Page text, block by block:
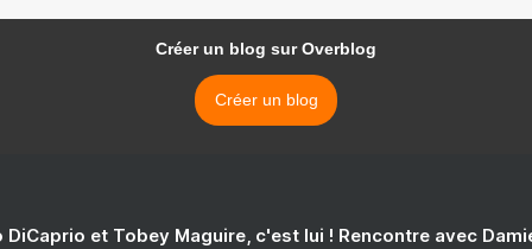
Créer un blog sur Overblog
Créer un blog
DiCaprio et Tobey Maguire, c'est lui ! Rencontre avec